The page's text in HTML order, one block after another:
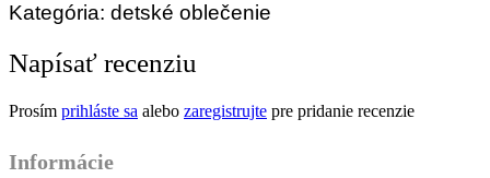
Kategória: detské oblečenie
Napísať recenziu
Prosím prihláste sa alebo zaregistrujte pre pridanie recenzie
Informácie